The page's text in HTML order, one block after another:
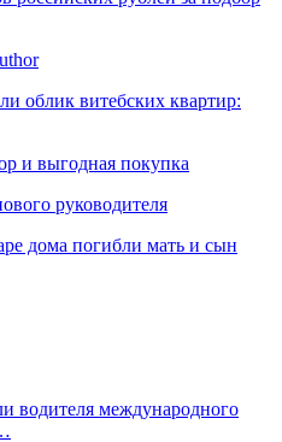
облик витебских квартир:
и выгодная покупка
руководителя
дома погибли мать и сын
водителя международного